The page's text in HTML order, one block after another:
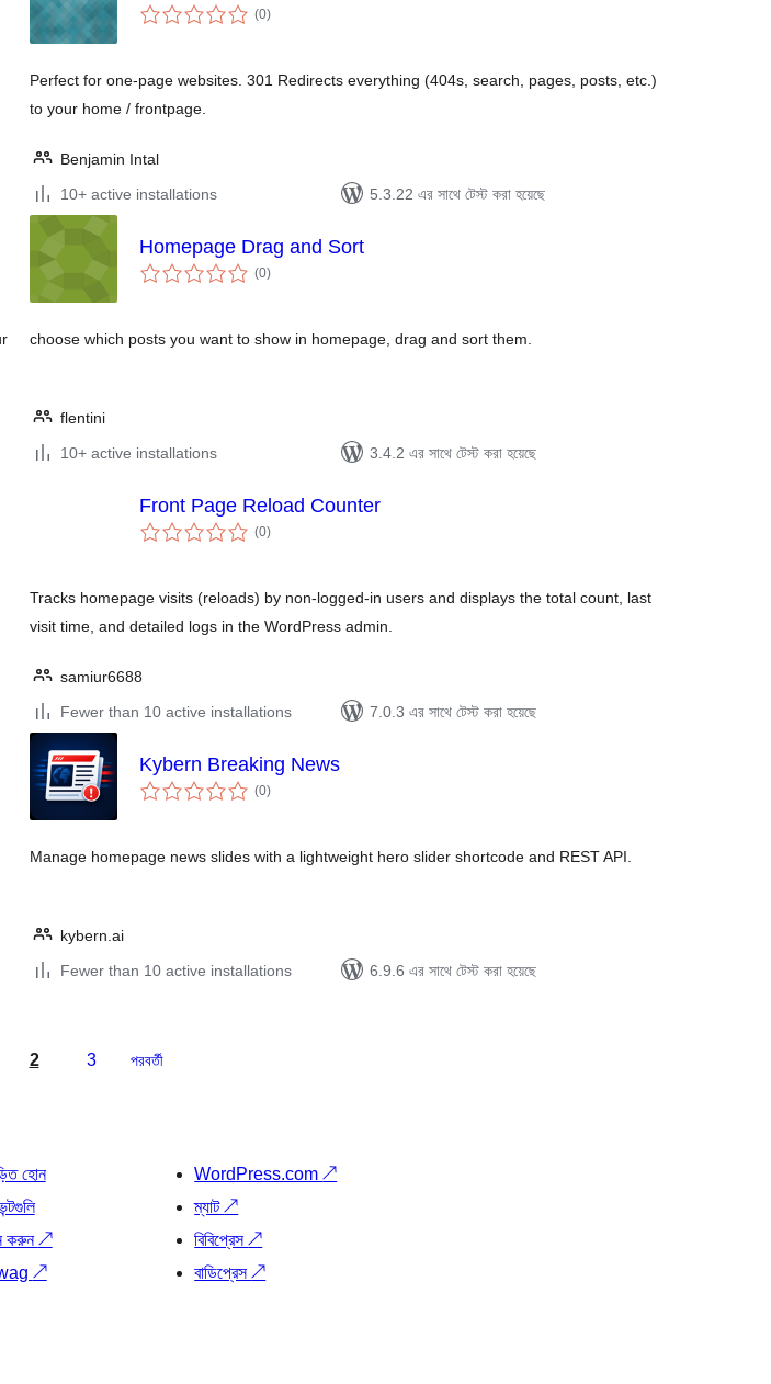
(0total
ratings
)
Perfect for one-page websites. 301 Redirects everything (404s, search, pages, posts, etc.)
to your home / frontpage.
Benjamin Intal
10+ active installations
5.3.22 এর সাথে টেস্ট করা হয়েছে
Homepage Drag and Sort
(0total
ratings
)
choose which posts you want to show in homepage, drag and sort them.
flentini
10+ active installations
3.4.2 এর সাথে টেস্ট করা হয়েছে
Front Page Reload Counter
(0total
ratings
)
Tracks homepage visits (reloads) by non-logged-in users and displays the total count, last
visit time, and detailed logs in the WordPress admin.
samiur6688
Fewer than 10 active installations
7.0.3 এর সাথে টেস্ট করা হয়েছে
Kybern Breaking News
(0total
ratings
)
Manage homepage news slides with a lightweight hero slider shortcode and REST API.
kybern.ai
Fewer than 10 active installations
6.9.6 এর সাথে টেস্ট করা হয়েছে
2 3 পরবর্তী
হোন
করুন↗
↗
WordPress.com↗
ম্যাট↗
বিবিপ্রেস↗
বাডিপ্রেস↗